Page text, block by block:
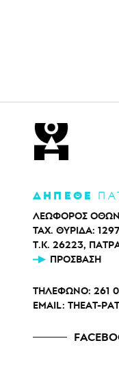
ΔΗΠΕΘΕ
ΛΕΩΦΟΡΟΣ
ΤΑΧ. ΘΥΡΙΔΑ: 1297
Τ.Κ. 26223,
ΠΡΌΣΒΑΣΗ
ΤΗΛΕΦΩΝΟ: 261
EMAIL: THEAT-